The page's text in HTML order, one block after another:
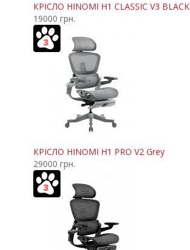
КРІСЛО HINOMI H1 CLASSIC V3 BLACK
19000 грн.
КРІСЛО HINOMI H1 PRO V2 Grey
29000 грн.